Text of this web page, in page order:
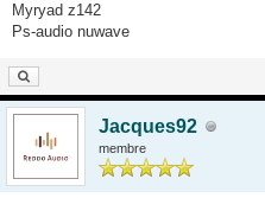
Myryad z142
Ps-audio nuwave
Jacques92
membre